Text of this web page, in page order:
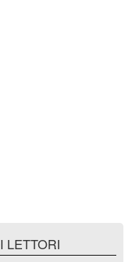
LETTORI